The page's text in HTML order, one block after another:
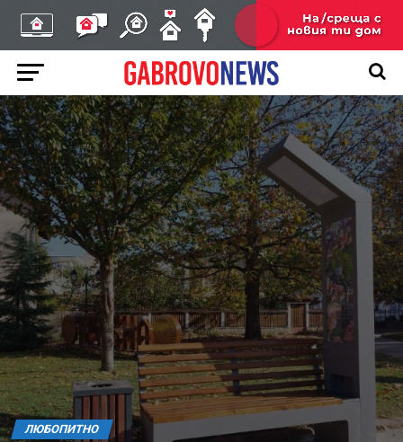
ЛЮБОПИТНО